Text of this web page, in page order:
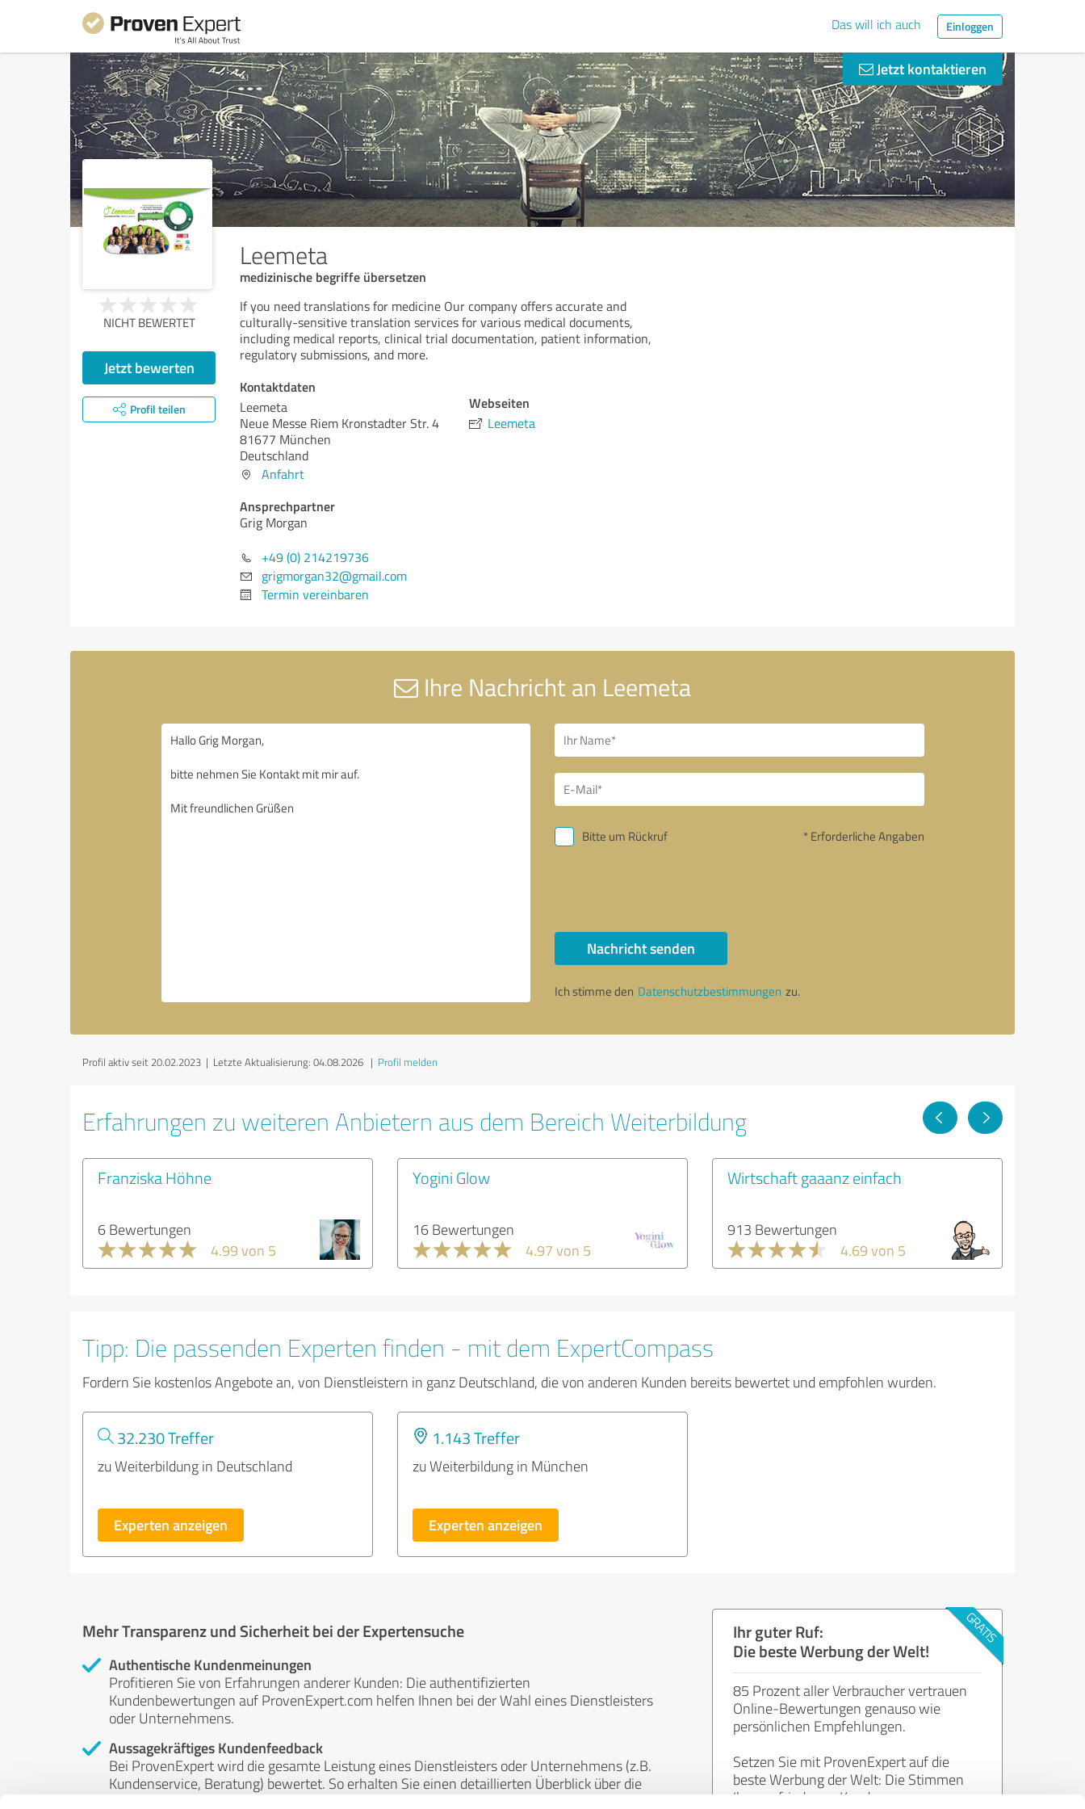
Das will ich auch Einloggen
Jetzt kontaktieren
Leemeta
medizinische begriffe übersetzen
NICHT BEWERTET
Jetzt bewerten
Profil teilen
If you need translations for medicine Our company offers accurate and
culturally-sensitive translation services for various medical documents,
including medical reports, clinical trial documentation, patient information,
regulatory submissions, and more.
Kontaktdaten
Leemeta
Neue Messe Riem Kronstadter Str. 4
81677 München
Deutschland
Anfahrt
Ansprechpartner
Grig Morgan
+49 (0) 214219736
grigmorgan32@gmail.com
Termin vereinbaren
Webseiten
Leemeta
Ihre Nachricht an Leemeta
Bitte um Rückruf * Erforderliche Angaben
Nachricht senden
Ich stimme den Datenschutzbestimmungen zu.
Profil aktiv seit 20.02.2023 | Letzte Aktualisierung: 04.08.2026 | Profil melden
Erfahrungen zu weiteren Anbietern aus dem Bereich Weiterbildung
Franziska Höhne
6 Bewertungen
4.99 von 5
Yogini Glow
16 Bewertungen
4.97 von 5
Wirtschaft gaaanz einfach
913 Bewertungen
4.69 von 5
Tipp: Die passenden Experten finden - mit dem ExpertCompass
Fordern Sie kostenlos Angebote an, von Dienstleistern in ganz Deutschland, die von anderen Kunden bereits bewertet und empfohlen wurden.
32.230 Treffer
zu Weiterbildung in Deutschland
Experten anzeigen
1.143 Treffer
zu Weiterbildung in München
Experten anzeigen
Mehr Transparenz und Sicherheit bei der Expertensuche
Authentische Kundenmeinungen
Profitieren Sie von Erfahrungen anderer Kunden: Die authentifizierten
Kundenbewertungen auf ProvenExpert.com helfen Ihnen bei der Wahl eines Dienstleisters
oder Unternehmens.
Aussagekräftiges Kundenfeedback
Bei ProvenExpert wird die gesamte Leistung eines Dienstleisters oder Unternehmens (z.B.
Kundenservice, Beratung) bewertet. So erhalten Sie einen detaillierten Überblick über die
Ihr guter Ruf:
Die beste Werbung der Welt!
85 Prozent aller Verbraucher vertrauen
Online-Bewertungen genauso wie
persönlichen Empfehlungen.
Setzen Sie mit ProvenExpert auf die
beste Werbung der Welt: Die Stimmen
Ihrer zufriedenen Kunden.